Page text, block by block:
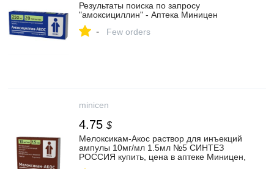
Результаты поиска по запросу
"амоксициллин" - Аптека Миницен
- Few orders
minicen
4.75 $
Мелоксикам-Акос раствор для инъекций
ампулы 10мг/мл 1.5мл №5 СИНТЕЗ
РОССИЯ купить, цена в аптеке Миницен,